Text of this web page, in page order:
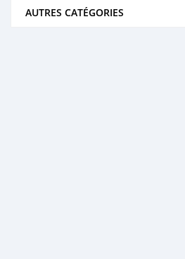
AUTRES CATÉGORIES